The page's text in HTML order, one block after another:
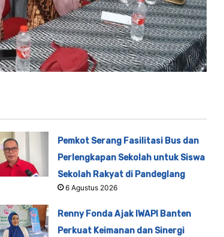
Pemkot Serang Fasilitasi Bus dan
Perlengkapan Sekolah untuk Siswa
Sekolah Rakyat di Pandeglang
6 Agustus 2026
Renny Fonda Ajak IWAPI Banten
Perkuat Keimanan dan Sinergi